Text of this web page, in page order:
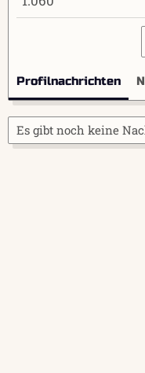
Profilnachrichten
Es gibt noch keine